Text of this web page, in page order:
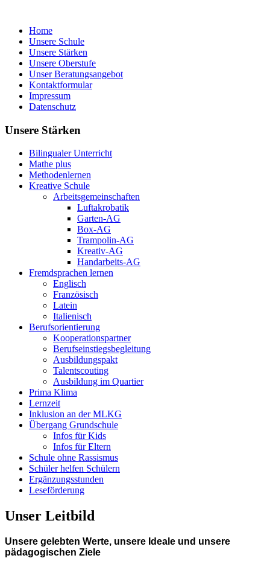
Home
Unsere Schule
Unsere Stärken
Unsere Oberstufe
Unser Beratungsangebot
Kontaktformular
Impressum
Datenschutz
Unsere Stärken
Bilingualer Unterricht
Mathe plus
Methodenlernen
Kreative Schule
Arbeitsgemeinschaften
Luftakrobatik
Garten-AG
Box-AG
Trampolin-AG
Kreativ-AG
Handarbeits-AG
Fremdsprachen lernen
Englisch
Französisch
Latein
Italienisch
Berufsorientierung
Kooperationspartner
Berufseinstiegsbegleitung
Ausbildungspakt
Talentscouting
Ausbildung im Quartier
Prima Klima
Lernzeit
Inklusion an der MLKG
Übergang Grundschule
Infos für Kids
Infos für Eltern
Schule ohne Rassismus
Schüler helfen Schülern
Ergänzungsstunden
Leseförderung
Unser Leitbild
Unsere gelebten Werte, unsere Ideale und unsere
pädagogischen Ziele